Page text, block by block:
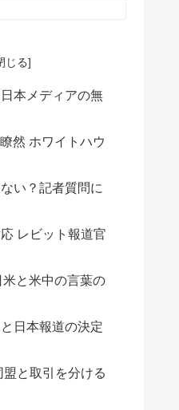
本メディアの無
然 ホワイトハウ
い？記者質問に
レビット報道官
と米中の言葉の
日本報道の決定
と取引を分ける